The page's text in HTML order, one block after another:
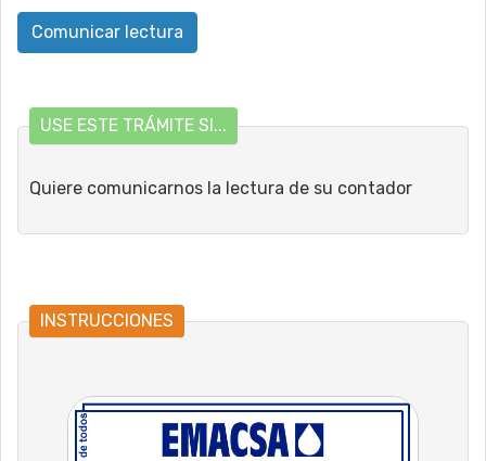
USE ESTE TRÁMITE SI...
Quiere comunicarnos la lectura de su contador
INSTRUCCIONES